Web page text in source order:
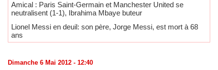
Amical : Paris Saint-Germain et Manchester United se
neutralisent (1-1), Ibrahima Mbaye buteur
Lionel Messi en deuil: son père, Jorge Messi, est mort à 68
ans
Dimanche 6 Mai 2012 - 12:40